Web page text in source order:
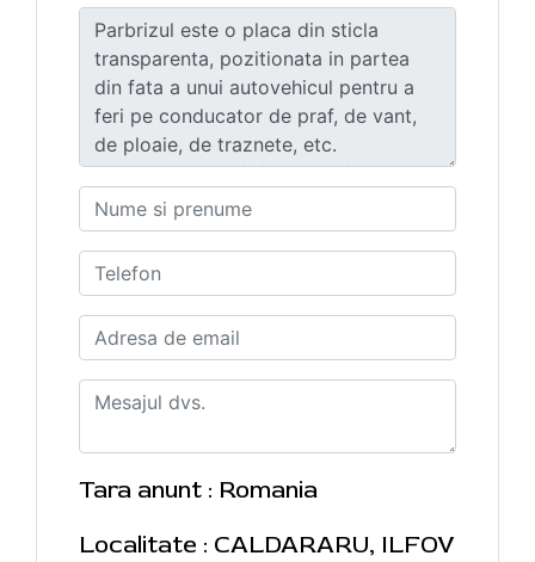
Tara anunt : Romania
Localitate : CALDARARU, ILFOV